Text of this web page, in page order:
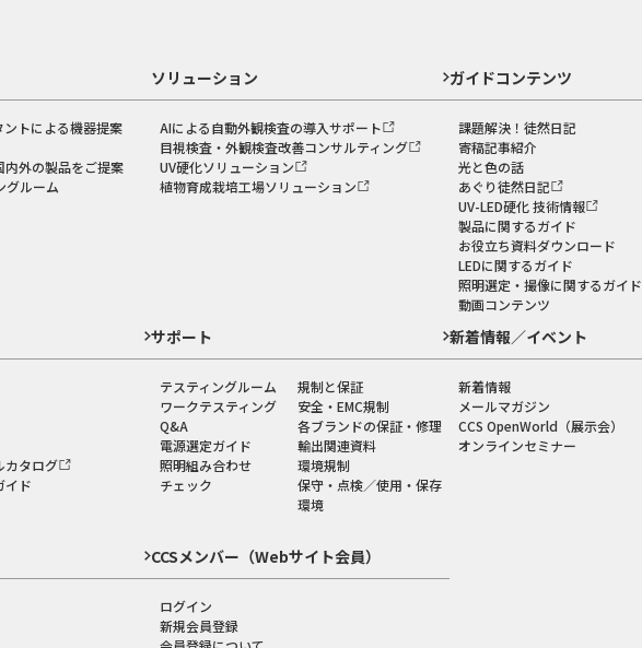
ントによる機器提案
外の製品をご提案
グルーム
ソリューション
AIによる自動外観検査の導入サポート
目視検査・外観検査改善コンサルティング
UV硬化ソリューション
植物育成栽培工場ソリューション
ガイドコンテンツ
課題解決！徒然日記
寄稿記事紹介
光と色の話
あぐり徒然日記
UV-LED硬化 技術情報
製品に関するガイド
お役立ち資料ダウンロード
LEDに関するガイド
照明選定・撮像に関するガイド
動画コンテンツ
カタログ
イド
サポート
テスティングルーム
ワークテスティング
Q&A
電源選定ガイド
照明組み合わせ
チェック
規制と保証
安全・EMC規制
各ブランドの保証・修理
輸出関連資料
環境規制
保守・点検／使用・保存
環境
新着情報／イベント
新着情報
メールマガジン
CCS OpenWorld（展示会）
オンラインセミナー
CCSメンバー（Webサイト会員）
ログイン
新規会員登録